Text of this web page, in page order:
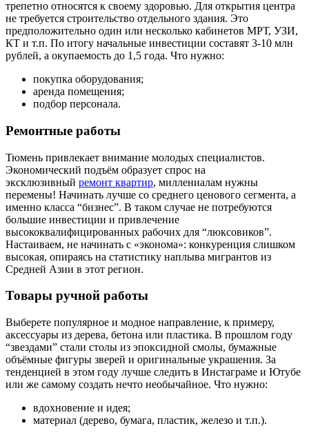
трепетно относятся к своему здоровью. Для открытия центра
не требуется строительство отдельного здания. Это
предположительно один или несколько кабинетов МРТ, УЗИ,
КТ и т.п. По итогу начальные инвестиции составят 3-10 млн
рублей, а окупаемость до 1,5 года. Что нужно:
покупка оборудования;
аренда помещения;
подбор персонала.
Ремонтные работы
Тюмень привлекает внимание молодых специалистов.
Экономический подъём образует спрос на
эксклюзивный ремонт квартир, миллениалам нужны
перемены! Начинать лучше со среднего ценового сегмента, а
именно класса “бизнес”. В таком случае не потребуются
большие инвестиции и привлечение
высококвалифицированных рабочих для “люксовиков”.
Настаиваем, не начинать с «эконома»: конкуренция слишком
высокая, опираясь на статистику наплыва мигрантов из
Средней Азии в этот регион.
Товары ручной работы
Выберете популярное и модное направление, к примеру,
аксессуары из дерева, бетона или пластика. В прошлом году
“звездами” стали столы из эпоксидной смолы, бумажные
объёмные фигуры зверей и оригинальные украшения. За
тенденцией в этом году лучше следить в Инстаграме и Ютубе
или же самому создать нечто необычайное. Что нужно:
вдохновение и идея;
материал (дерево, бумага, пластик, железо и т.п.).